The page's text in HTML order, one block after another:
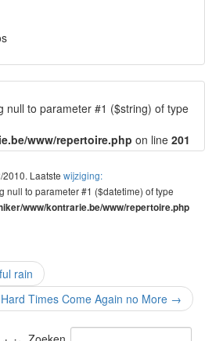
null to parameter #1 ($string) of type
www/repertoire.php on line 201
Laatste wijziging:
null to parameter #1 ($datetime) of type
www/kontrarie.be/www/repertoire.php
rain
Times Come Again no More →